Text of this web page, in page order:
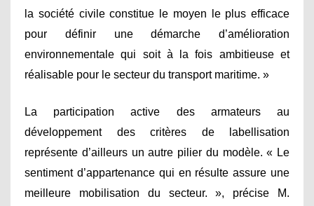
la société civile constitue le moyen le plus efficace
pour définir une démarche d’amélioration
environnementale qui soit à la fois ambitieuse et
réalisable pour le secteur du transport maritime. »
La participation active des armateurs au
développement des critères de labellisation
représente d’ailleurs un autre pilier du modèle. « Le
sentiment d’appartenance qui en résulte assure une
meilleure mobilisation du secteur. », précise M.